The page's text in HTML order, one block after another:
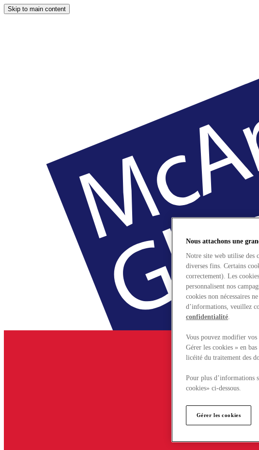
Skip to main content
Nous attachons une
Notre site web utilise des
diverses fins. Certains
correctement). Les
personnalisent nos
cookies non nécessaires
d’informations, veuillez
confidentialité.
Vous pouvez modifier
Gérer les cookies » en
licéité du traitement des
Pour plus d’informations
cookies» ci-dessous.
Gérer les cookies